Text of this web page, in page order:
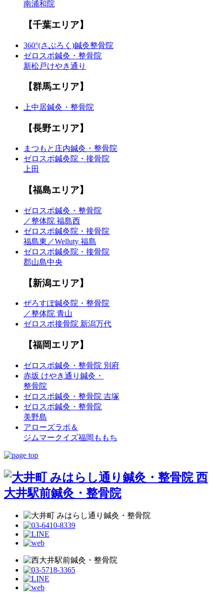
南浦和院
【千葉エリア】
360°(さぶろく)鍼灸整骨院
ゼロスポ鍼灸・整骨院
新松戸けやき通り
【群馬エリア】
上中居鍼灸・整骨院
【長野エリア】
まつもと庄内鍼灸・整骨院
ゼロスポ鍼灸院・接骨院
上田
【福島エリア】
ゼロスポ鍼灸・整骨院
／整体院 福島西
ゼロスポ鍼灸院・接骨院
福島東／Welluty 福島
ゼロスポ鍼灸院・接骨院
郡山島中央
【新潟エリア】
ぜろすぽ鍼灸院・整骨院
／整体院 青山
ゼロスポ接骨院 新潟万代
【福岡エリア】
ゼロスポ鍼灸・整骨院 別府
赤坂 けやき通り鍼灸・
整骨院
ゼロスポ鍼灸・整骨院 吉塚
ゼロスポ鍼灸・整骨院
美野島
アローズラボ＆
ジムマークイズ福岡ももち